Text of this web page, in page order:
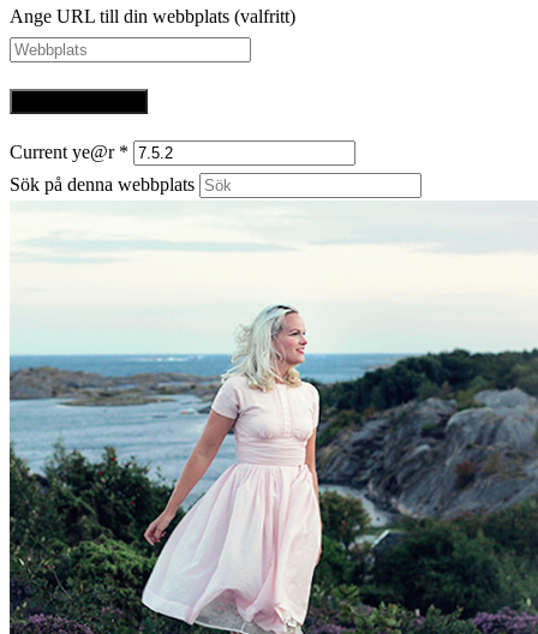
Ange URL till din webbplats (valfritt)
Current ye@r *
Sök på denna webbplats